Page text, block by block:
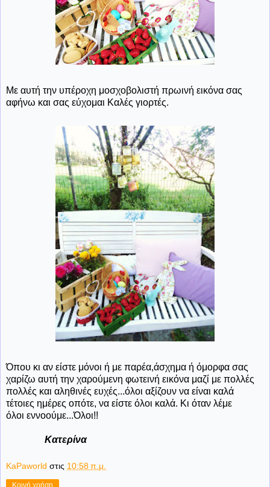
Με αυτή την υπέροχη μοσχοβολιστή πρωινή εικόνα σας
αφήνω και σας εύχομαι Καλές γιορτές.
Όπου κι αν είστε μόνοι ή με παρέα,άσχημα ή όμορφα σας
χαρίζω αυτή την χαρούμενη φωτεινή εικόνα μαζί με πολλές
πολλές και αληθινές ευχές...όλοι αξίζουν να είναι καλά
τέτοιες ημέρες οπότε, να είστε όλοι καλά. Κι όταν λέμε
όλοι εννοούμε...Όλοι!!
Κατερίνα
KaPaworld στις 10:58 π.μ.
Κοινή χρήση